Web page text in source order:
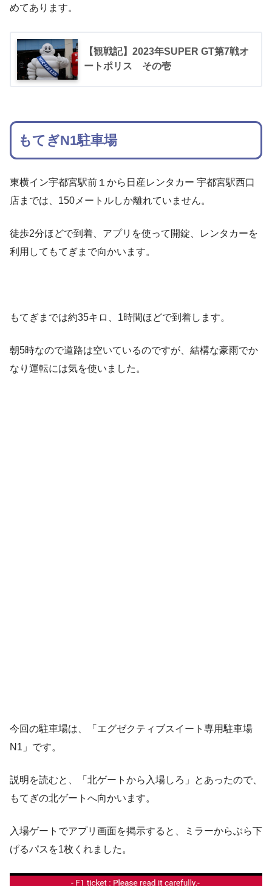
めてあります。
【観戦記】2023年SUPER GT第7戦オ
ートポリス その壱
もてぎN1駐車場
東横イン宇都宮駅前１から日産レンタカー 宇都宮駅西口
店までは、150メートルしか離れていません。
徒歩2分ほどで到着、アプリを使って開錠、レンタカーを
利用してもてぎまで向かいます。
もてぎまでは約35キロ、1時間ほどで到着します。
朝5時なので道路は空いているのですが、結構な豪雨でか
なり運転には気を使いました。
今回の駐車場は、「エグゼクティブスイート専用駐車場
N1」です。
説明を読むと、「北ゲートから入場しろ」とあったので、
もてぎの北ゲートへ向かいます。
入場ゲートでアプリ画面を掲示すると、ミラーからぶら下
げるパスを1枚くれました。